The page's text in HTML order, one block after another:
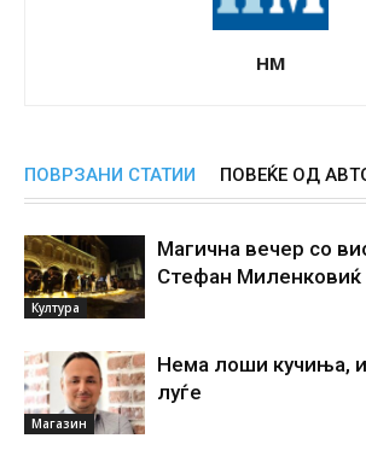
НМ
ПОВРЗАНИ СТАТИИ ПОВЕЌЕ ОД
Култура
Магична вечер со
Стефан Миленковиќ
Магазин
Нема лоши кучиња,
луѓе